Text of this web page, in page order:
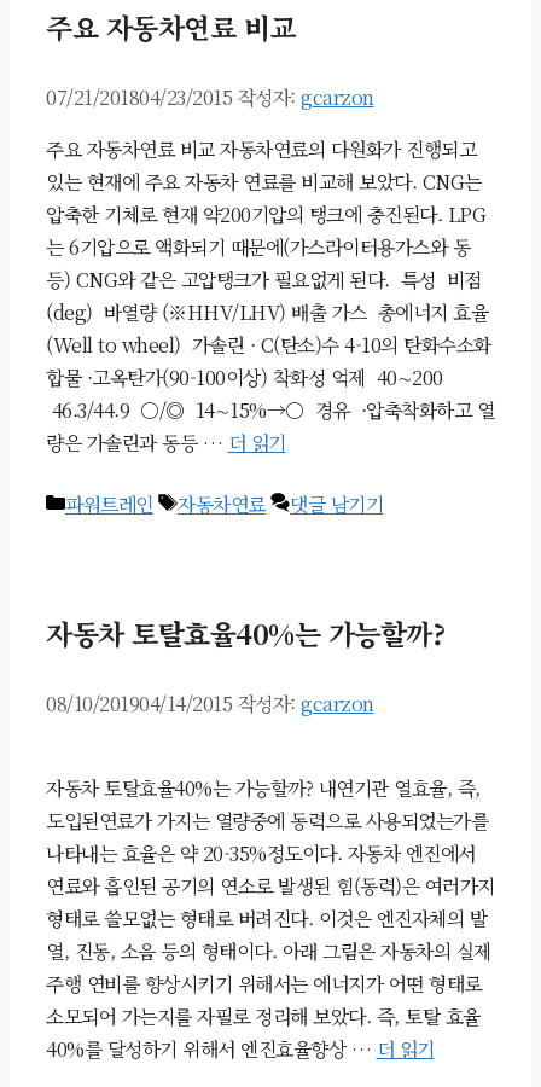
주요 자동차연료 비교
07/21/201804/23/2015 작성자: gcarzon
주요 자동차연료 비교 자동차연료의 다원화가 진행되고
있는 현재에 주요 자동차 연료를 비교해 보았다. CNG는
압축한 기체로 현재 약200기압의 탱크에 충진된다. LPG
는 6기압으로 액화되기 때문에(가스라이터용가스와 동
등) CNG와 같은 고압탱크가 필요없게 된다. 특성 비점
(deg) 바열량 (※HHV/LHV) 배출 가스 총에너지 효율
(Well to wheel) 가솔린 · C(탄소)수 4-10의 탄화수소화
합물 ·고옥탄가(90-100이상) 착화성 억제 40∼200
46.3/44.9 ○/◎ 14∼15%→○ 경유 ·압축착화하고 열
량은 가솔린과 동등 … 더 읽기
카
파워트레인
태
자동차연료 댓글 남기기
자동차 토탈효율40%는 가능할까?
08/10/201904/14/2015 작성자: gcarzon
자동차 토탈효율40%는 가능할까? 내연기관 열효율, 즉,
도입된연료가 가지는 열량중에 동력으로 사용되었는가를
나타내는 효율은 약 20-35%정도이다. 자동차 엔진에서
연료와 흡인된 공기의 연소로 발생된 힘(동력)은 여러가지
형태로 쓸모없는 형태로 버려진다. 이것은 엔진자체의 발
열, 진동, 소음 등의 형태이다. 아래 그림은 자동차의 실제
주행 연비를 향상시키기 위해서는 에너지가 어떤 형태로
소모되어 가는지를 자필로 정리해 보았다. 즉, 토탈 효율
40%를 달성하기 위해서 엔진효율향상 … 더 읽기